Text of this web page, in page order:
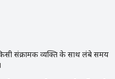
संक्रामक व्यक्ति के साथ लंबे समय